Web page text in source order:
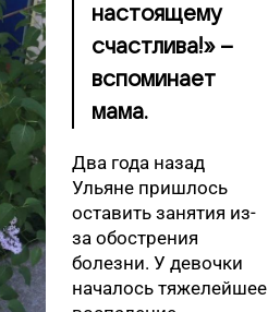
настоящему
счастлива!» –
вспоминает
мама.
Два года назад
Ульяне пришлось
оставить занятия из-
за обострения
болезни. У девочки
началось тяжелейшее